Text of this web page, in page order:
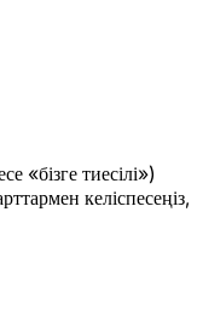
тиесілі»)
келіспесеңіз,